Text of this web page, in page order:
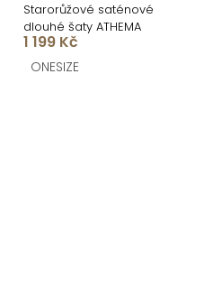
Starorůžové saténové
dlouhé šaty ATHEMA
1 199 Kč
ONESIZE